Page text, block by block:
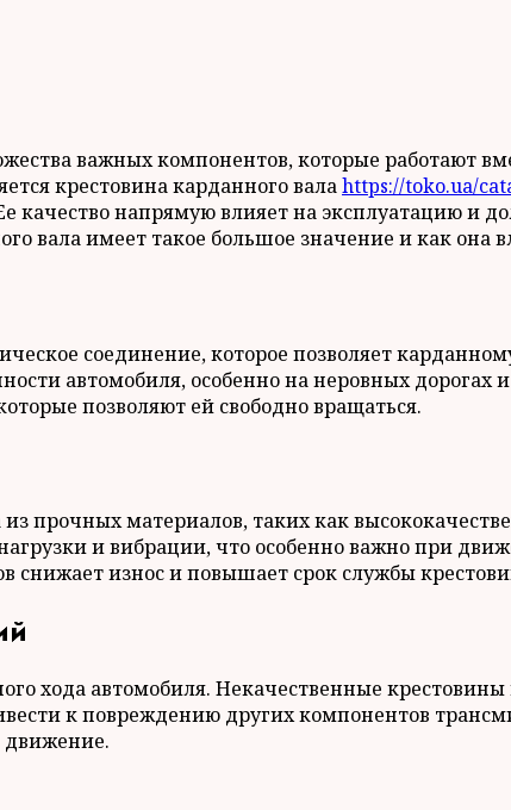
важных компонентов, которые работают
крестовина карданного валаhttps://toko.ua/
качество напрямую влияет на эксплуатацию и
вала имеет такое большое значение и как она
соединение, которое позволяет
автомобиля, особенно на неровных дорогах
позволяют ей свободно вращаться.
прочных материалов, таких как
и вибрации, что особенно важно при
снижает износ и повышает срок службы
хода автомобиля. Некачественные
к повреждению других компонентов
движение.